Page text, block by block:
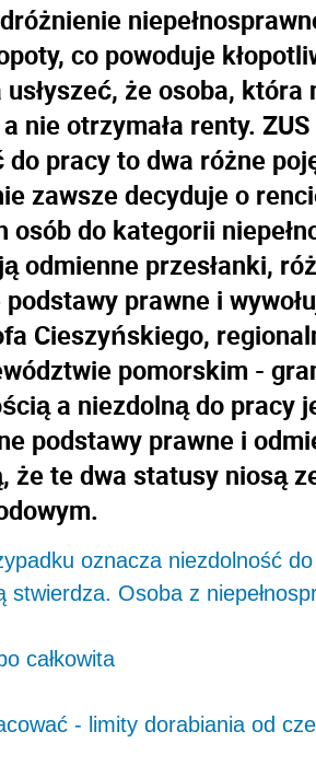
co powoduje
że osoba, która
nie otrzymała renty.
pracy to dwa różne
zawsze decyduje o
do kategorii
odmienne przesłanki,
prawne i
Cieszyńskiego,
pomorskim -
a niezdolną do pracy
podstawy prawne i
że te dwa statusy niosą
oznacza niezdolność
stwierdza. Osoba z
całkowita
- limity dorabiania od